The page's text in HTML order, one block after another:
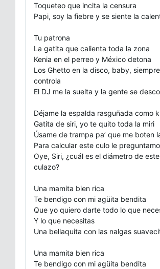
Toqueteo que incita la censura
Papi, soy la fiebre y se siente la
Tu patrona
La gatita que calienta toda la zona
Kenia en el perreo y México detona
Los Ghetto en la disco, baby,
controla
El DJ me la suelta y la gente se
Déjame la espalda rasguñada como
Gatita de siri, yo te quito toda la miri
Úsame de trampa pa’ que me boten
Para calcular este culo le
Oye, Siri, ¿cuál es el diámetro de
culazo?
Una mamita bien rica
Te bendigo con mi agüita bendita
Que yo quiero darte todo lo que
Y lo que necesitas
Una bellaquita con las nalgas
Una mamita bien rica
Te bendigo con mi agüita bendita